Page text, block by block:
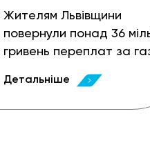
Жителям Львівщини
повернули понад 36
гривень переплат за
Детальніше